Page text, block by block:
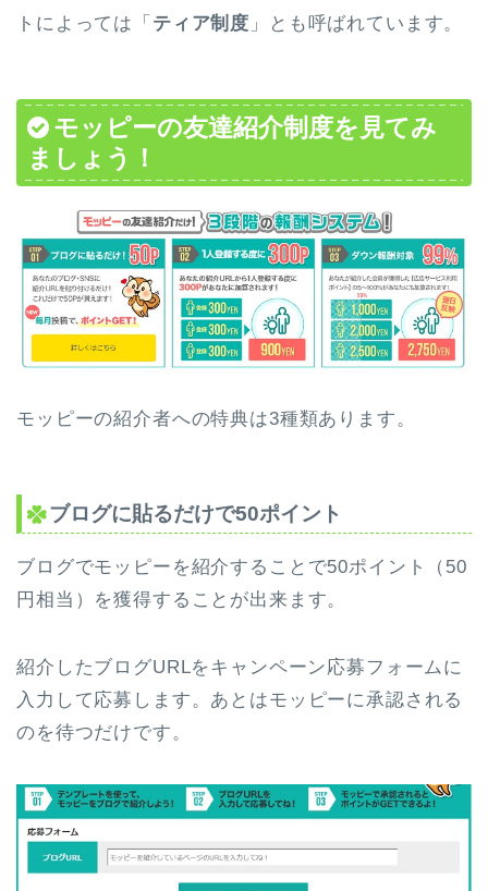
トによっては「 ティア制度 」とも呼ばれています。
モッピーの友達紹介制度を見てみ
ましょう！
モッピーの紹介者への特典は3種類あります。
ブログに貼るだけで50ポイント
ブログでモッピーを紹介することで50ポイント（50
円相当）を獲得することが出来ます。
紹介したブログURLをキャンペーン応募フォームに
入力して応募します。あとはモッピーに承認される
のを待つだけです。